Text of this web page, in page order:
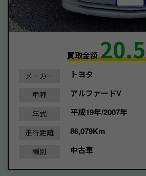
買取金額20.5
メーカー トヨタ
車種 アルファードV
年式 平成19年/2007年
走行距離 86,079Km
種別 中古車